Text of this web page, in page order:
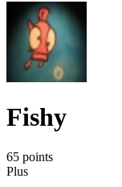
Fishy
65 points
Plus